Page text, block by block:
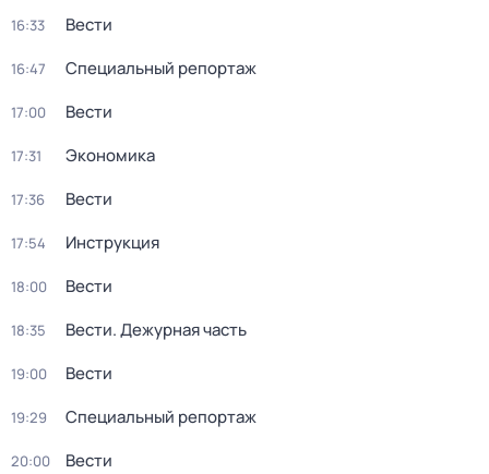
16:33 Вести
16:47 Специальный репортаж
17:00 Вести
17:31 Экономика
17:36 Вести
17:54 Инструкция
18:00 Вести
18:35 Вести. Дежурная часть
19:00 Вести
19:29 Специальный репортаж
20:00 Вести